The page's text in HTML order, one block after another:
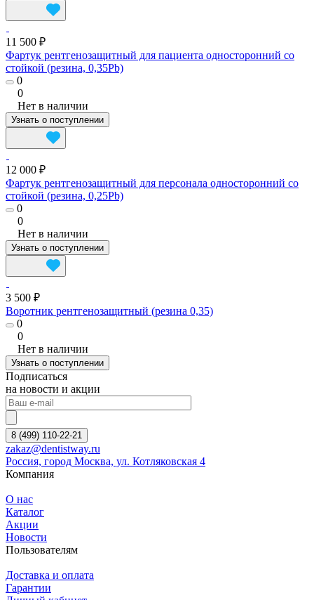
11 500 ₽
Фартук рентгенозащитный для пациента односторонний со
стойкой (резина, 0,35Pb)
0
0
Нет в наличии
Узнать о поступлении
12 000 ₽
Фартук рентгенозащитный для персонала односторонний со
стойкой (резина, 0,25Pb)
0
0
Нет в наличии
Узнать о поступлении
3 500 ₽
Воротник рентгенозащитный (резина 0,35)
0
0
Нет в наличии
Узнать о поступлении
Подписаться
на новости и акции
8 (499) 110-22-21
zakaz@dentistway.ru
Россия, город Москва, ул. Котляковская 4
Компания
О нас
Каталог
Акции
Новости
Пользователям
Доставка и оплата
Гарантии